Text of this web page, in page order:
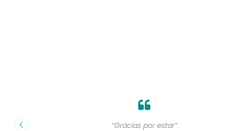
“Gracias por estar”